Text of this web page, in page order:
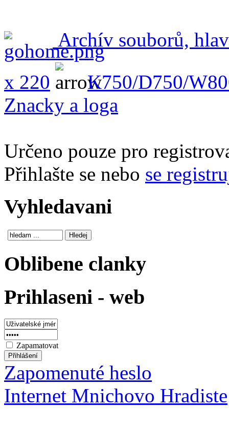
Archív souborů,
x 220
K750/D750/
Znacky a loga
Určeno pouze pro
Přihlašte se nebo se
Vyhledavani
Oblibene clanky
Prihlaseni - web
Zapamatovat
Zapomenuté heslo
Internet Mnichovo Hradiste